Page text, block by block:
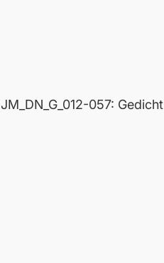
057: Gedicht